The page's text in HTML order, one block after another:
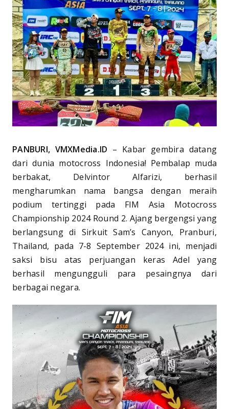
PANBURI, VMXMedia.ID – Kabar gembira datang
dari dunia motocross Indonesia! Pembalap muda
berbakat, Delvintor Alfarizi, berhasil
mengharumkan nama bangsa dengan meraih
podium tertinggi pada FIM Asia Motocross
Championship 2024 Round 2. Ajang bergengsi yang
berlangsung di Sirkuit Sam’s Canyon, Pranburi,
Thailand, pada 7-8 September 2024 ini, menjadi
saksi bisu atas perjuangan keras Adel yang
berhasil mengungguli para pesaingnya dari
berbagai negara.